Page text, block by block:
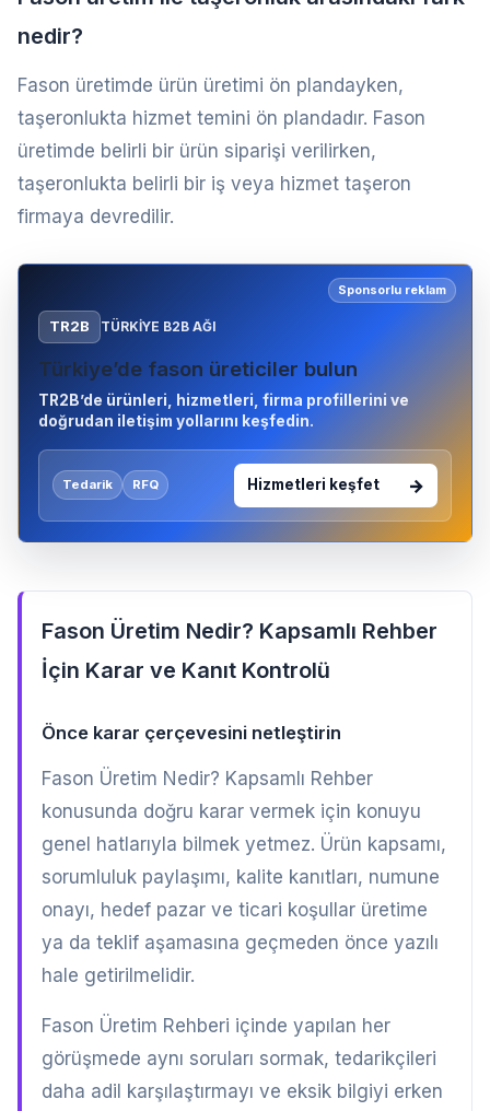
nedir?
Fason üretimde ürün üretimi ön plandayken,
taşeronlukta hizmet temini ön plandadır. Fason
üretimde belirli bir ürün siparişi verilirken,
taşeronlukta belirli bir iş veya hizmet taşeron
firmaya devredilir.
Sponsorlu reklam
TR2B TÜRKIYE B2B AĞI
Türkiye’de fason üreticiler bulun
TR2B’de ürünleri, hizmetleri, firma profillerini ve
doğrudan iletişim yollarını keşfedin.
Tedarik RFQ Hizmetleri keşfet
Fason Üretim Nedir? Kapsamlı Rehber
İçin Karar ve Kanıt Kontrolü
Önce karar çerçevesini netleştirin
Fason Üretim Nedir? Kapsamlı Rehber
konusunda doğru karar vermek için konuyu
genel hatlarıyla bilmek yetmez. Ürün kapsamı,
sorumluluk paylaşımı, kalite kanıtları, numune
onayı, hedef pazar ve ticari koşullar üretime
ya da teklif aşamasına geçmeden önce yazılı
hale getirilmelidir.
Fason Üretim Rehberi içinde yapılan her
görüşmede aynı soruları sormak, tedarikçileri
daha adil karşılaştırmayı ve eksik bilgiyi erken